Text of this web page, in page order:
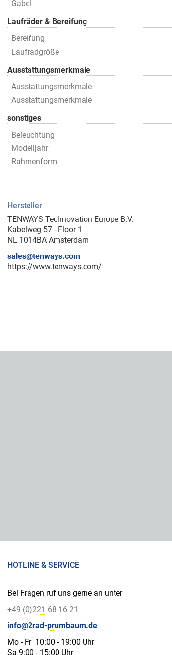
Gabel
Laufräder & Bereifung
Bereifung
Laufradgröße
Ausstattungsmerkmale
Ausstattungsmerkmale
Ausstattungsmerkmale
sonstiges
Beleuchtung
Modelljahr
Rahmenform
Hersteller
TENWAYS Technovation Europe B.V.
Kabelweg 57 - Floor 1
NL 1014BA Amsterdam
sales@tenways.com
https://www.tenways.com/
HOTLINE & SERVICE
Bei Fragen ruf uns gerne an unter
+49 (0)221 68 16 21
info@2rad-prumbaum.de
Mo - Fr 10:00 - 19:00 Uhr
Sa 9:00 - 15:00 Uhr